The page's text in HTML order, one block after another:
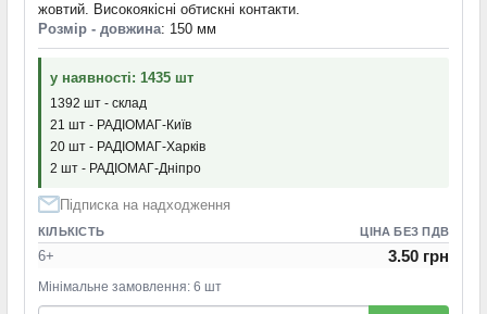
жовтий. Високоякісні обтискні контакти.
Розмір - довжина: 150 мм
у наявності: 1435 шт
1392 шт - склад
21 шт - РАДІОМАГ-Київ
20 шт - РАДІОМАГ-Харків
2 шт - РАДІОМАГ-Дніпро
Підписка на надходження
КІЛЬКІСТЬ ЦІНА БЕЗ ПДВ
6+ 3.50 грн
Мінімальне замовлення: 6 шт